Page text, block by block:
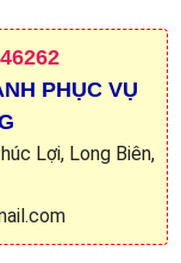
PHỤC VỤ
Lợi, Long Biên,